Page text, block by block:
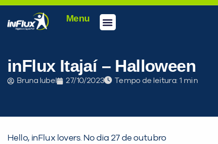
Menu
inFlux Itajaí – Halloween
Bruna Iubel 27/10/2023 Tempo de leitura:
Hello, inFlux lovers. No dia 27 de outubro